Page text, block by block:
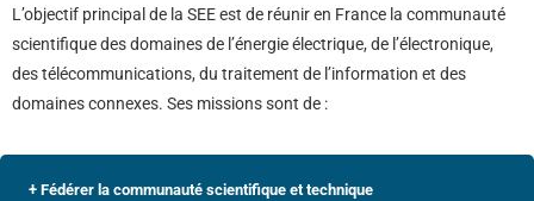
L’objectif principal de la SEE est de réunir en France la communauté
scientifique des domaines de l’énergie électrique, de l’électronique,
des télécommunications, du traitement de l’information et des
domaines connexes. Ses missions sont de :
+ Fédérer la communauté scientifique et technique